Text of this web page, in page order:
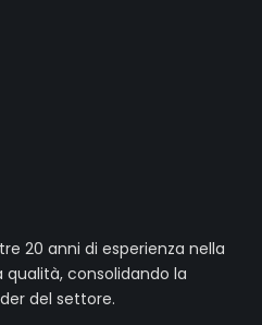
20 anni di esperienza nella
qualità, consolidando la
del settore.